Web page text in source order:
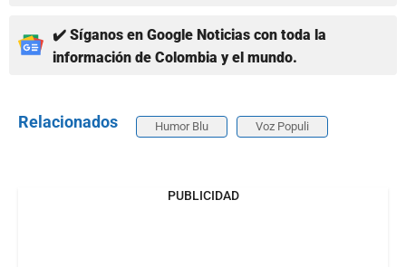
✔️ Síganos en Google Noticias con toda la
información de Colombia y el mundo.
Relacionados Humor Blu Voz Populi
PUBLICIDAD